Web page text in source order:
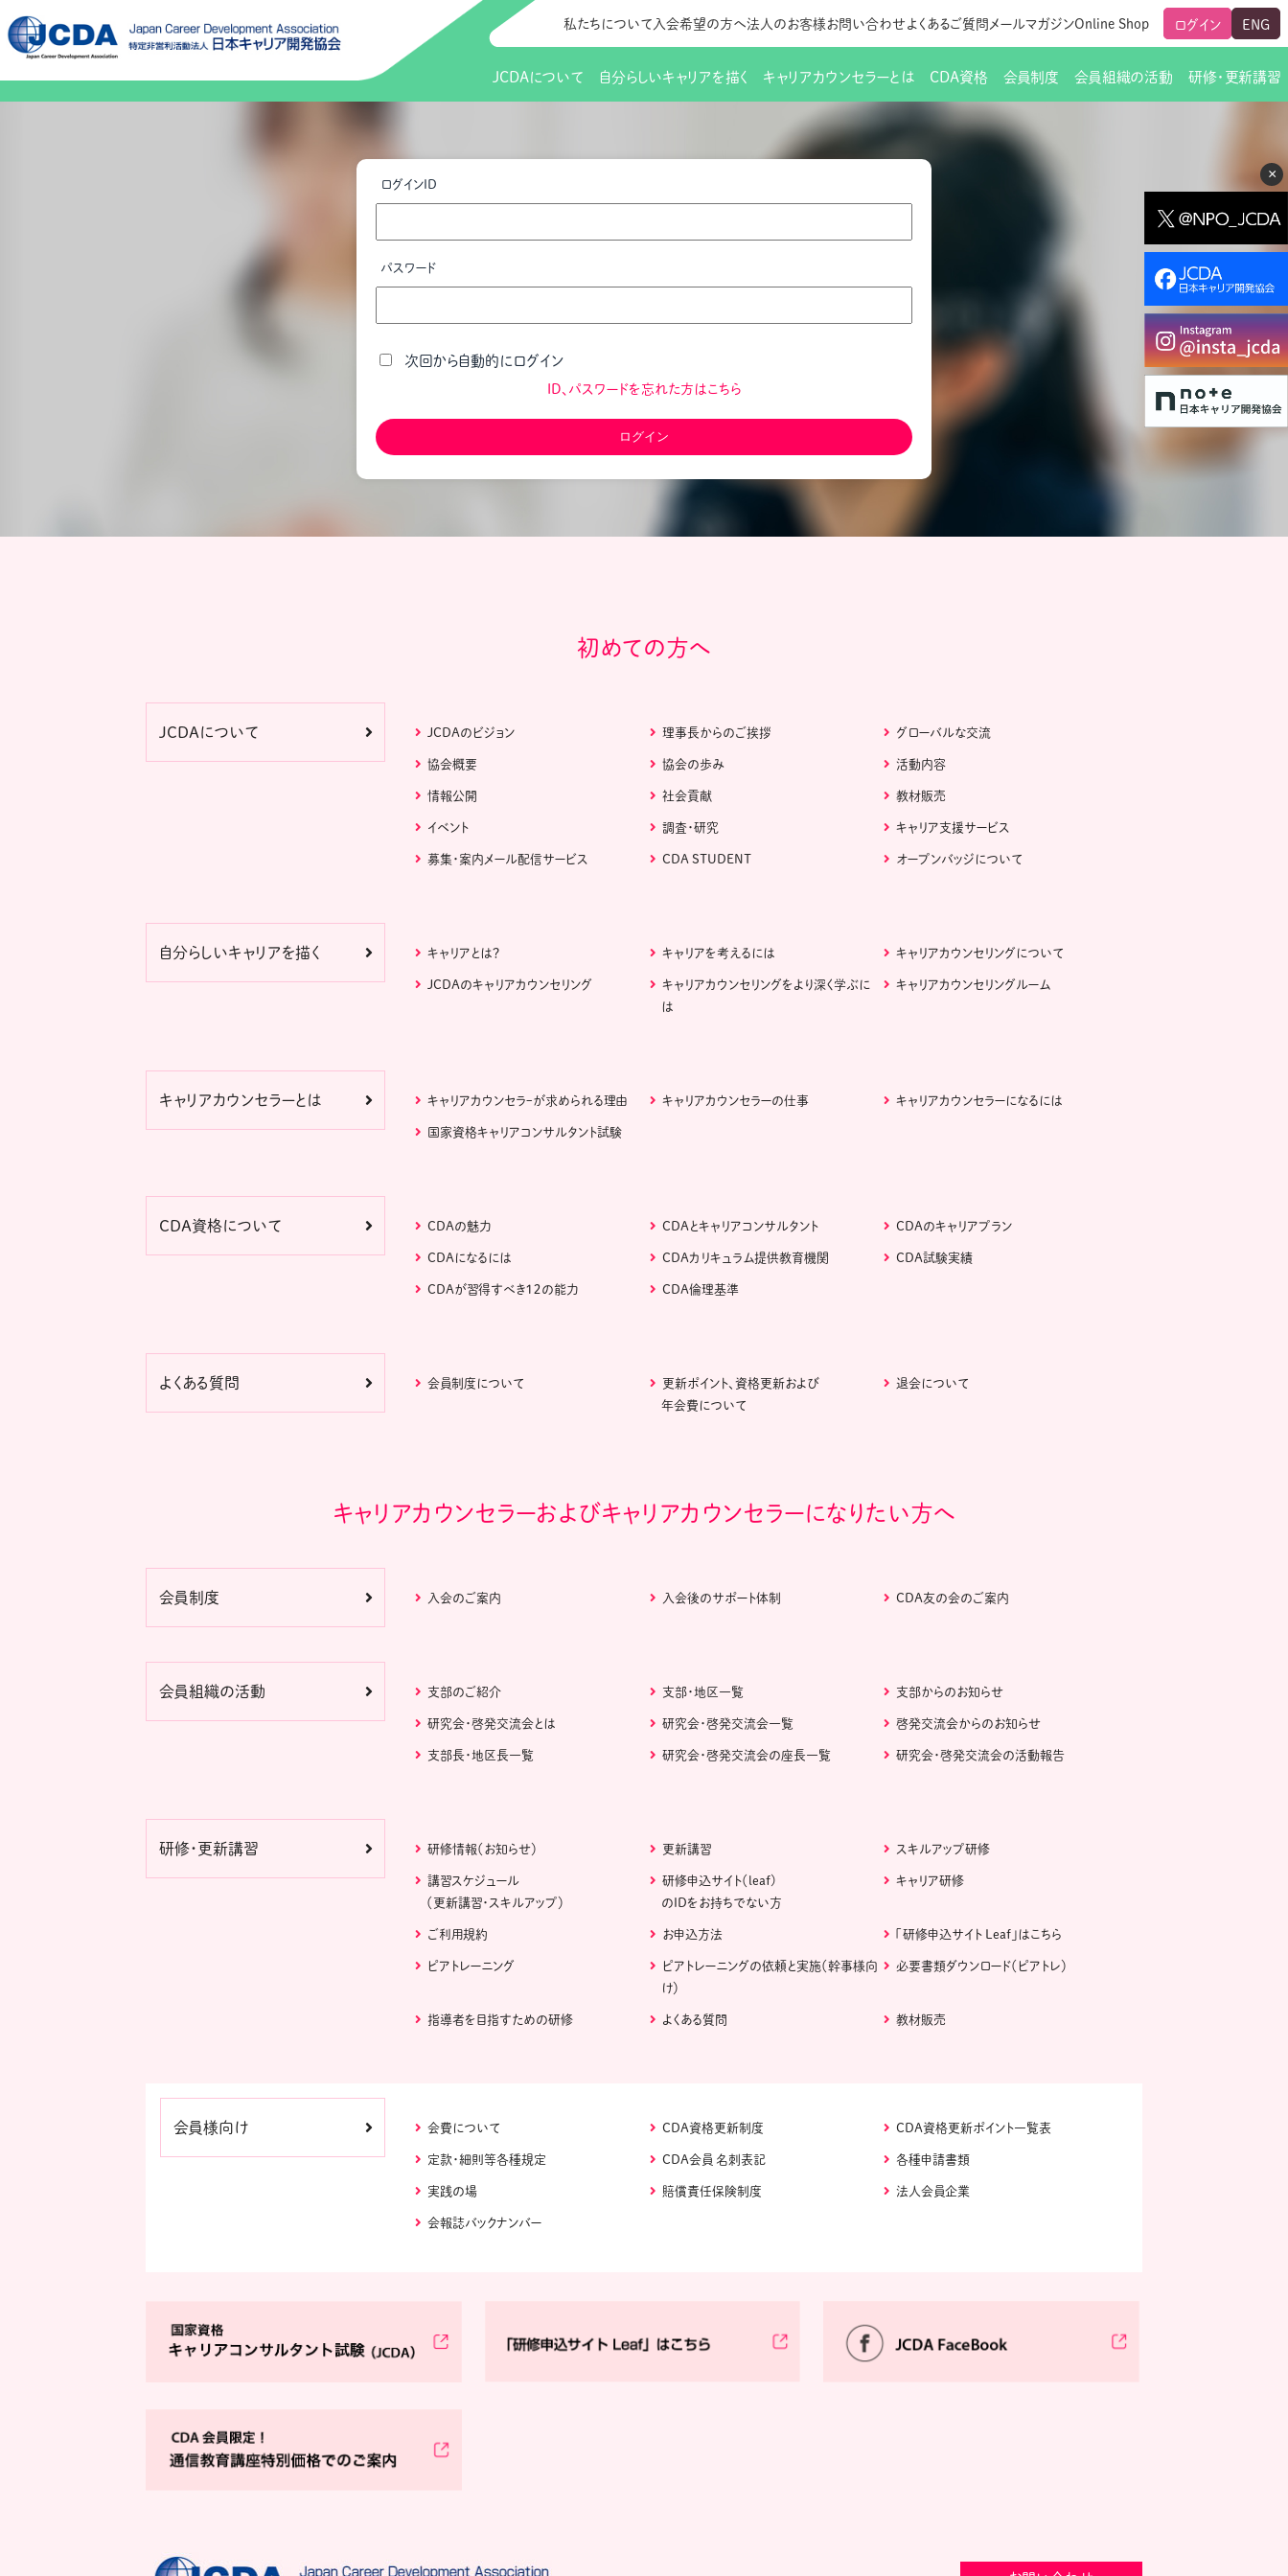
×
私たちについて 入会希望の方へ法人のお客様お問い合わせよくあるご質問 メールマガジンOnline Shop ログイン ENG
JCDAについて
理事長からのご挨拶
イベント 調査・研究 人生すごろく金の糸
キャリア支援サービス 募集・案内メール配信サービス
自分らしいキャリアを描く キャリアカウンセラーとは CDA資格 会員制度
会員向けサポート
会費について CDA資格更新制度
定款・細則等各種規定 CDA会員 名刺表記
会報誌バックナンバー
会員組織の活動
支部・地区一覧
支部長・地区長一覧 研究会・啓発交流会の座長一覧 研究会・啓発交流会の活動報告
研修・更新講習
更新講習
必要書類ダウンロード（ピアトレ）
指導者を目指すための研修
ログインID
パスワード
次回から自動的にログイン
ID、パスワードを忘れた方はこちら
初めての方へ
JCDAについて JCDAのビジョン 理事長からのご挨拶 グローバルな交流
協会概要 協会の歩み 活動内容
情報公開 社会貢献 教材販売
イベント 調査・研究 キャリア支援サービス
募集・案内メール配信サービス CDA STUDENT オープンバッジについて
自分らしいキャリアを描く キャリアとは？ キャリアを考えるには キャリアカウンセリングについて
JCDAのキャリアカウンセリング
キャリアカウンセリングをより深く学ぶに
は
キャリアカウンセリングルーム
キャリアカウンセラーとは キャリアカウンセラｰが求められる理由 キャリアカウンセラーの仕事 キャリアカウンセラーになるには
国家資格キャリアコンサルタント試験
CDA資格について CDAの魅力 CDAとキャリアコンサルタント CDAのキャリアプラン
CDAになるには CDAカリキュラム提供教育機関 CDA試験実績
CDAが習得すべき１２の能力 CDA倫理基準
よくある質問 会員制度について
更新ポイント、資格更新および
年会費について
退会について
キャリアカウンセラーおよびキャリアカウンセラーになりたい方へ
会員制度 入会のご案内 入会後のサポート体制 CDA友の会のご案内
会員組織の活動 支部のご紹介 支部・地区一覧 支部からのお知らせ
研究会・啓発交流会とは 研究会・啓発交流会一覧 啓発交流会からのお知らせ
支部長・地区長一覧 研究会・啓発交流会の座長一覧 研究会・啓発交流会の活動報告
研修・更新講習 研修情報（お知らせ） 更新講習 スキルアップ研修
講習スケジュール
（更新講習・スキルアップ）
研修申込サイト（leaf)
のIDをお持ちでない方
キャリア研修
ご利用規約 お申込方法 「研修申込サイト Leaf」はこちら
ピアトレーニング
ピアトレーニングの依頼と実施（幹事様向
け）
必要書類ダウンロード（ピアトレ）
指導者を目指すための研修 よくある質問 教材販売
会員様向け 会費について CDA資格更新制度 CDA資格更新ポイント一覧表
定款・細則等各種規定 CDA会員 名刺表記 各種申請書類
実践の場 賠償責任保険制度 法人会員企業
会報誌バックナンバー